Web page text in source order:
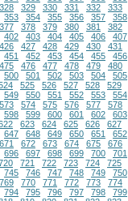
328 329 330 331 332 333
353 354 355 356 357 358
377 378 379 380 381 382
402 403 404 405 406 407
426 427 428 429 430 431
451 452 453 454 455 456
475 476 477 478 479 480
500 501 502 503 504 505
525 526 527 528 529
549 550 551 552 553 554
573 574 575 576 577 578
598 599 600 601 602 603
623 624 625 626 627
647 648 649 650 651 652
671 672 673 674 675 676
696 697 698 699 700 701
721 722 723 724 725
745 746 747 748 749 750
769 770 771 772 773 774
794 795 796 797 798 799